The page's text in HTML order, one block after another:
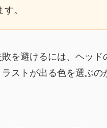
。
敗を避けるには、ヘッド
ラストが出る色を選ぶの